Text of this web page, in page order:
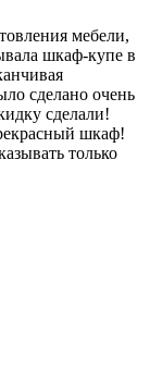
мебели,
шкаф-купе в
сделано очень
сделали!
шкаф!
только